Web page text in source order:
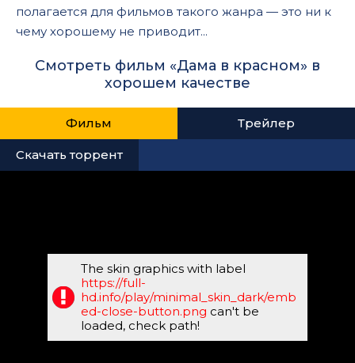
полагается для фильмов такого жанра — это ни к
чему хорошему не приводит...
Смотреть фильм «Дама в красном» в
хорошем качестве
Фильм Трейлер
Скачать торрент
The skin graphics with label
https://full-
hd.info/play/minimal_skin_dark/emb
ed-close-button.png can't be
loaded, check path!